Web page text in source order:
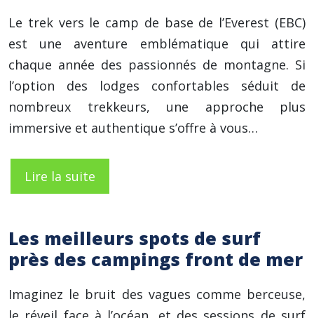
Le trek vers le camp de base de l’Everest (EBC)
est une aventure emblématique qui attire
chaque année des passionnés de montagne. Si
l’option des lodges confortables séduit de
nombreux trekkeurs, une approche plus
immersive et authentique s’offre à vous…
Lire la suite
Les meilleurs spots de surf
près des campings front de mer
Imaginez le bruit des vagues comme berceuse,